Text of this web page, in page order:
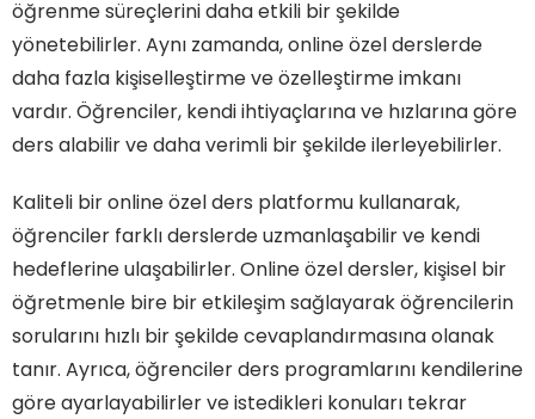
öğrenme süreçlerini daha etkili bir şekilde
yönetebilirler. Aynı zamanda, online özel derslerde
daha fazla kişiselleştirme ve özelleştirme imkanı
vardır. Öğrenciler, kendi ihtiyaçlarına ve hızlarına göre
ders alabilir ve daha verimli bir şekilde ilerleyebilirler.
Kaliteli bir online özel ders platformu kullanarak,
öğrenciler farklı derslerde uzmanlaşabilir ve kendi
hedeflerine ulaşabilirler. Online özel dersler, kişisel bir
öğretmenle bire bir etkileşim sağlayarak öğrencilerin
sorularını hızlı bir şekilde cevaplandırmasına olanak
tanır. Ayrıca, öğrenciler ders programlarını kendilerine
göre ayarlayabilirler ve istedikleri konuları tekrar